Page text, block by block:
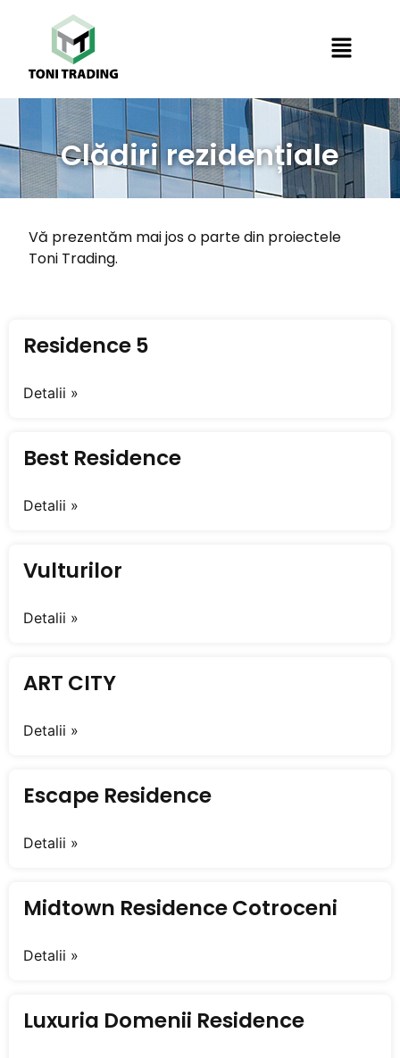
Clădiri rezidențiale
Vă prezentăm mai jos o parte din proiectele
Toni Trading.
Residence 5
Detalii »
Best Residence
Detalii »
Vulturilor
Detalii »
ART CITY
Detalii »
Escape Residence
Detalii »
Midtown Residence Cotroceni
Detalii »
Luxuria Domenii Residence